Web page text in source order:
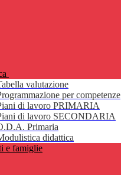
valutazione
per competenze
di lavoro PRIMARIA
di lavoro SECONDARIA
Primaria
didattica
e famiglie